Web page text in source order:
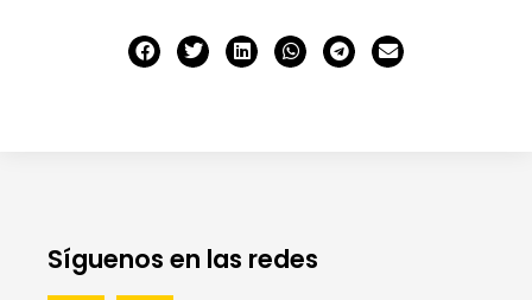
Síguenos en las redes